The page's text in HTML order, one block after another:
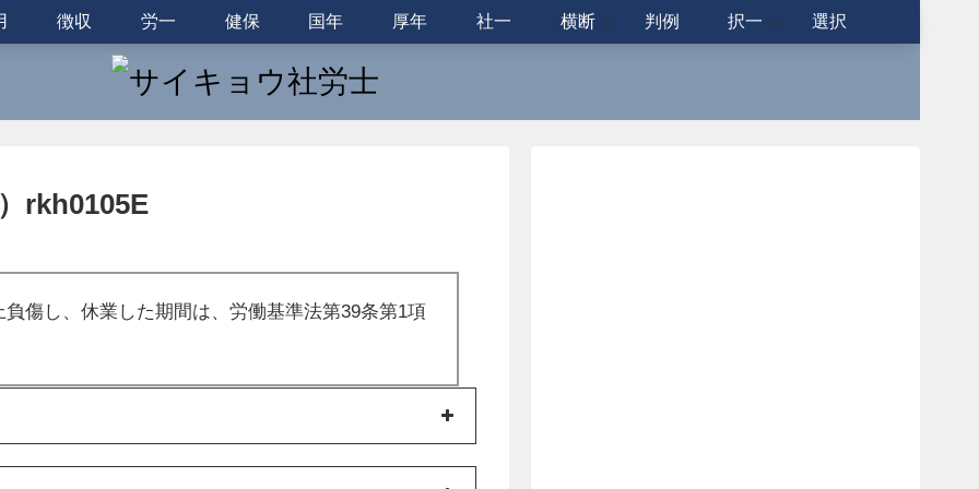
徴収 労一 健保 国年 厚年 社一 横断 判例 択一 選択
rkh0105E
傷し、休業した期間は、労働基準法第39条第1項